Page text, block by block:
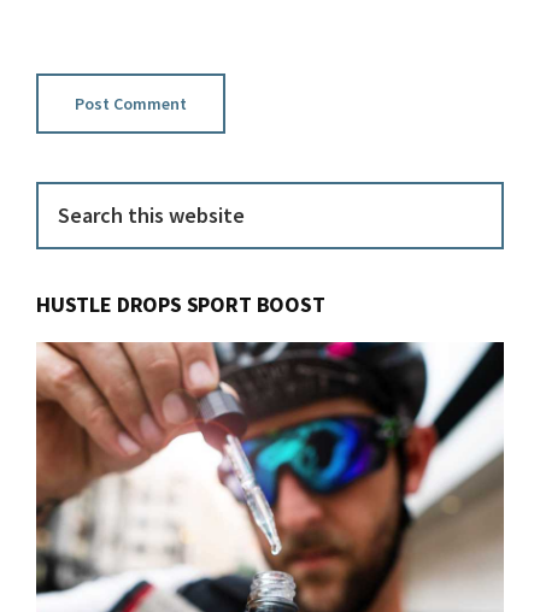
Primary
Sidebar
this
website
HUSTLE DROPS SPORT BOOST